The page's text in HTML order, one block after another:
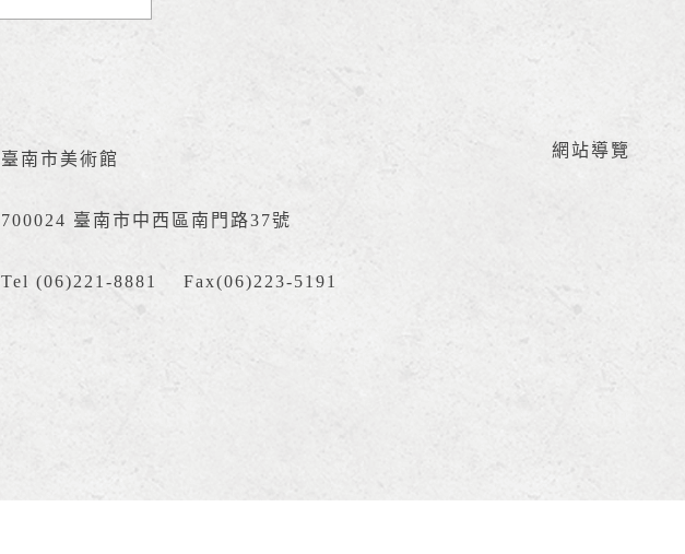
臺南市美術館
700024 臺南市中西區南門路37號
Tel (06)221-8881 Fax(06)223-5191
網站導覽